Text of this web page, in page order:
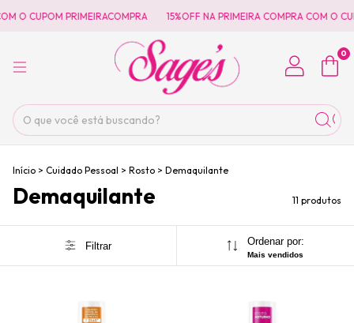
O CUPOM PRIMEIRACOMPRA 15%OFF NA PRIMEIRA COMPRA COM O
0
Início > Cuidado Pessoal > Rosto > Demaquilante
Demaquilante 11 produtos
Filtrar Ordenar por:
Mais vendidos